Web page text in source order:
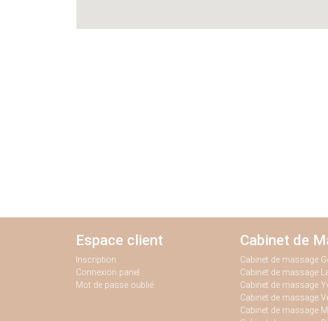
Espace client
Inscription
Connexion panel
Mot de passe oublié
Cabinet de
Cabinet de massage
Cabinet de massage
Cabinet de massage
Cabinet de massage
Cabinet de massage